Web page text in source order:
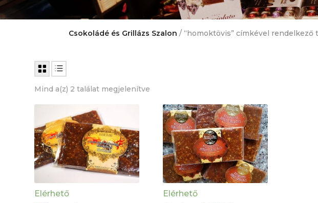
Csokoládé és Grillázs Szalon / “homoktövis” címkével rendelkező
Mind a(z) 2 találat megjelenítve
Elérhető
Elérhető